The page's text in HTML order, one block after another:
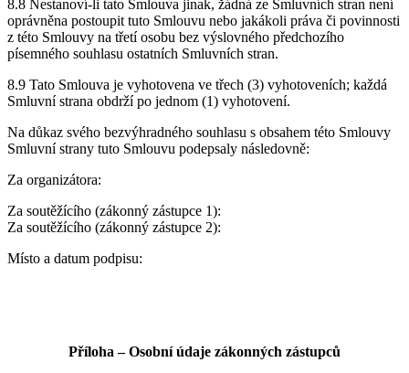
8.8 Nestanoví-li tato Smlouva jinak, žádná ze Smluvních stran není
oprávněna postoupit tuto Smlouvu nebo jakákoli práva či povinnosti
z této Smlouvy na třetí osobu bez výslovného předchozího
písemného souhlasu ostatních Smluvních stran.
8.9 Tato Smlouva je vyhotovena ve třech (3) vyhotoveních; každá
Smluvní strana obdrží po jednom (1) vyhotovení.
Na důkaz svého bezvýhradného souhlasu s obsahem této Smlouvy
Smluvní strany tuto Smlouvu podepsaly následovně:
Za organizátora:
Za soutěžícího (zákonný zástupce 1):
Za soutěžícího (zákonný zástupce 2):
Místo a datum podpisu:
Příloha – Osobní údaje zákonných zástupců